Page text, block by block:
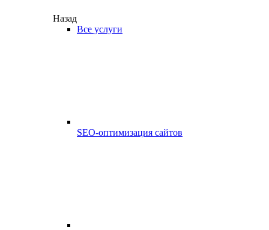
Назад
Все услуги
SEO-оптимизация сайтов